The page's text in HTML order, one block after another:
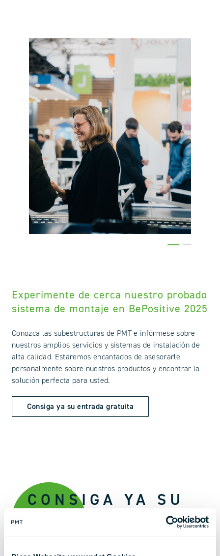
Experimente de cerca nuestro probado
sistema de montaje en BePositive 2025
Conozca las subestructuras de PMT e infórmese sobre
nuestros amplios servicios y sistemas de instalación de
alta calidad. Estaremos encantados de asesorarle
personalmente sobre nuestros productos y encontrar la
solución perfecta para usted.
Consiga ya su entrada gratuita
CONSIGA YA SU
GRATUITA